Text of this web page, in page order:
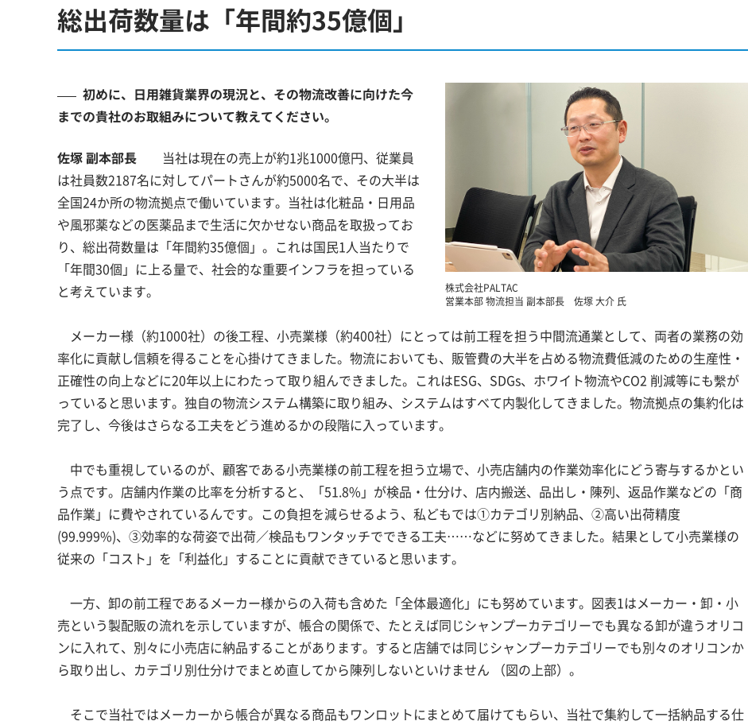
総出荷数量は「年間約35億個」
株式会社PALTAC
営業本部 物流担当 副本部長 佐塚 大介 氏
初めに、日用雑貨業界の現況と、その物流改善に向けた今
までの貴社のお取組みについて教えてください。
佐塚 副本部長 当社は現在の売上が約1兆1000億円、従業員
は社員数2187名に対してパートさんが約5000名で、その大半は
全国24か所の物流拠点で働いています。当社は化粧品・日用品
や風邪薬などの医薬品まで生活に欠かせない商品を取扱ってお
り、総出荷数量は「年間約35億個」。これは国民1人当たりで
「年間30個」に上る量で、社会的な重要インフラを担っている
と考えています。
メーカー様（約1000社）の後工程、小売業様（約400社）にとっては前工程を担う中間流通業として、両者の業務の効
率化に貢献し信頼を得ることを心掛けてきました。物流においても、販管費の大半を占める物流費低減のための生産性・
正確性の向上などに20年以上にわたって取り組んできました。これはESG、SDGs、ホワイト物流やCO2 削減等にも繫が
っていると思います。独自の物流システム構築に取り組み、システムはすべて内製化してきました。物流拠点の集約化は
完了し、今後はさらなる工夫をどう進めるかの段階に入っています。
中でも重視しているのが、顧客である小売業様の前工程を担う立場で、小売店舗内の作業効率化にどう寄与するかとい
う点です。店舗内作業の比率を分析すると、「51.8%」が検品・仕分け、店内搬送、品出し・陳列、返品作業などの「商
品作業」に費やされているんです。この負担を減らせるよう、私どもでは①カテゴリ別納品、②高い出荷精度
(99.999%)、③効率的な荷姿で出荷／検品もワンタッチでできる工夫……などに努めてきました。結果として小売業様の
従来の「コスト」を「利益化」することに貢献できていると思います。
一方、卸の前工程であるメーカー様からの入荷も含めた「全体最適化」にも努めています。図表1はメーカー・卸・小
売という製配販の流れを示していますが、帳合の関係で、たとえば同じシャンプーカテゴリーでも異なる卸が違うオリコ
ンに入れて、別々に小売店に納品することがあります。すると店舗では同じシャンプーカテゴリーでも別々のオリコンか
ら取り出し、カテゴリ別仕分けでまとめ直してから陳列しないといけません （図の上部）。
そこで当社ではメーカーから帳合が異なる商品もワンロットにまとめて届けてもらい、当社で集約して一括納品する仕